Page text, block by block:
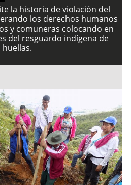
la historia de violación del
los derechos humanos
y comuneras colocando en
del resguardo indígena de
huellas.